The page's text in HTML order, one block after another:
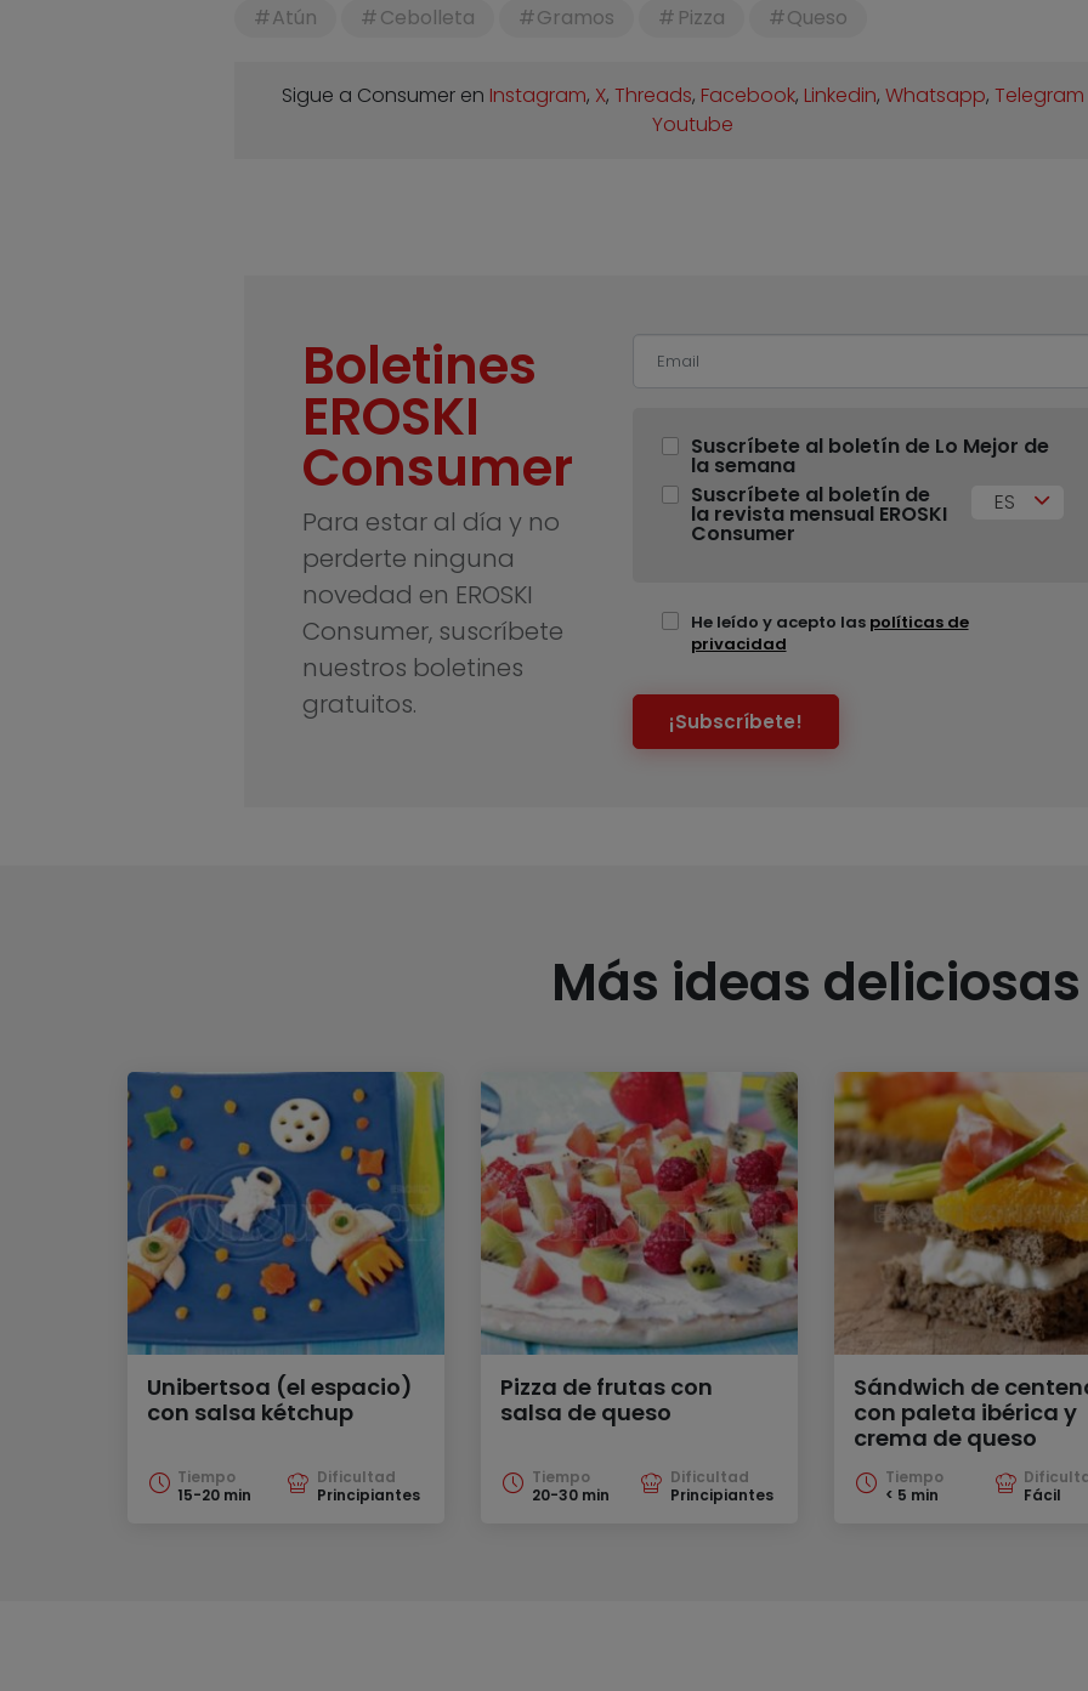
Atún Cebolleta Gramos Pizza Queso
Sigue a Consumer en Instagram, X,Threads, Facebook, Linkedin,Whatsapp,Telegram
Youtube
Boletines
EROSKI
Consumer
Para estar al día y no
perderte ninguna
novedad en EROSKI
Consumer, suscríbete
nuestros boletines
gratuitos.
Suscríbete al boletín de Lo Mejor de
la semana
Suscríbete al boletín de
la revista mensual EROSKI
Consumer
ES
He leído y acepto las políticas de
privacidad
¡Subscríbete!
Más ideas deliciosas
Unibertsoa (el espacio)
con salsa kétchup
Tiempo
15-20 min
Dificultad
Principiantes
Pizza de frutas con
salsa de queso
Tiempo
20-30 min
Dificultad
Principiantes
Sándwich de
con paleta ibérica y
crema de queso
Tiempo
< 5 min
Fácil